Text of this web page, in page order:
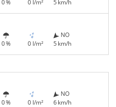
0 % 0 l/m²
5 km/h
0 % 0 l/m²
NO
5 km/h
0 % 0 l/m²
NO
6 km/h